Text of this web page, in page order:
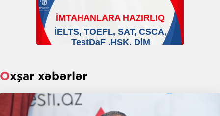
Oxşar xəbərlər